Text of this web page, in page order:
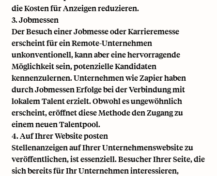
die Kosten für Anzeigen reduzieren.
3. Jobmessen
Der Besuch einer Jobmesse oder Karrieremesse
erscheint für ein Remote-Unternehmen
unkonventionell, kann aber eine hervorragende
Möglichkeit sein, potenzielle Kandidaten
kennenzulernen. Unternehmen wie Zapier haben
durch Jobmessen Erfolge bei der Verbindung mit
lokalem Talent erzielt. Obwohl es ungewöhnlich
erscheint, eröffnet diese Methode den Zugang zu
einem neuen Talentpool.
4. Auf Ihrer Website posten
Stellenanzeigen auf Ihrer Unternehmenswebsite zu
veröffentlichen, ist essenziell. Besucher Ihrer Seite, die
sich bereits für Ihr Unternehmen interessieren,